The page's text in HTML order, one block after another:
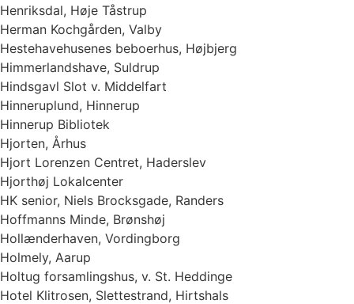
Henriksdal, Høje Tåstrup
Herman Kochgården, Valby
Hestehavehusenes beboerhus, Højbjerg
Himmerlandshave, Suldrup
Hindsgavl Slot v. Middelfart
Hinneruplund, Hinnerup
Hinnerup Bibliotek
Hjorten, Århus
Hjort Lorenzen Centret, Haderslev
Hjorthøj Lokalcenter
HK senior, Niels Brocksgade, Randers
Hoffmanns Minde, Brønshøj
Hollænderhaven, Vordingborg
Holmely, Aarup
Holtug forsamlingshus, v. St. Heddinge
Hotel Klitrosen, Slettestrand, Hirtshals